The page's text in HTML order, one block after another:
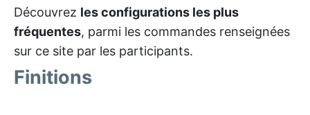
Découvrez les configurations les plus
fréquentes, parmi les commandes renseignées
sur ce site par les participants.
Finitions